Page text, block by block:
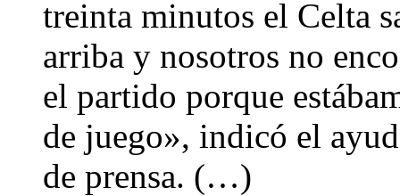
treinta minutos el Celta
arriba y nosotros no
el partido porque
de juego», indicó el
de prensa. (…)